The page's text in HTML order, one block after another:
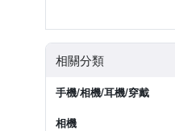
相關分類
手機/相機/耳機/穿戴
相機